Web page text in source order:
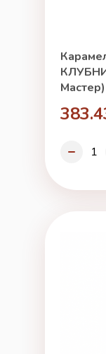
Мастер)